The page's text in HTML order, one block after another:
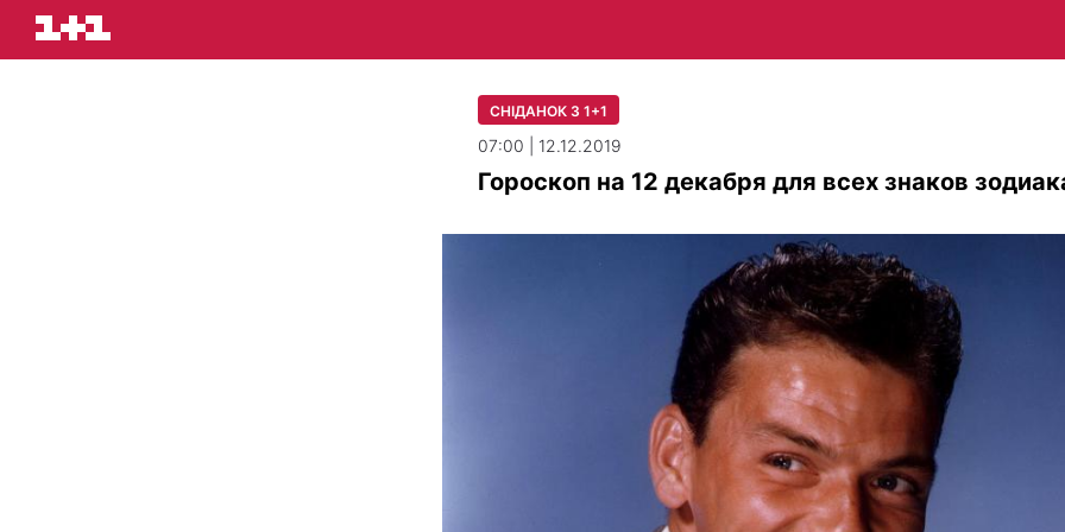
СНІДАНОК З 1+1
07:00 | 12.12.2019
Гороскоп на 12 декабря для всех знаков